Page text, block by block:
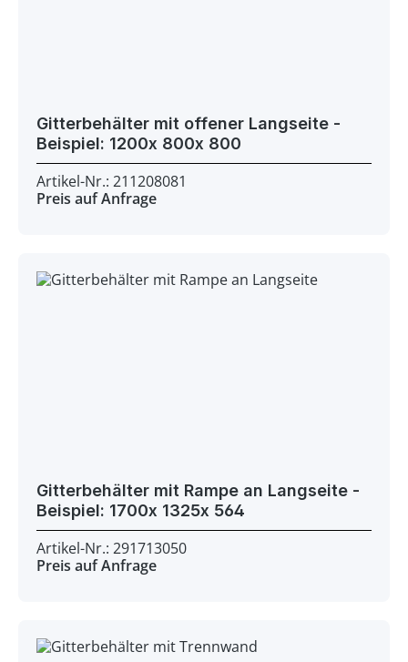
Gitterbehälter mit offener Langseite -
Beispiel: 1200x 800x 800
Artikel-Nr.: 211208081
Preis auf Anfrage
Gitterbehälter mit Rampe an Langseite -
Beispiel: 1700x 1325x 564
Artikel-Nr.: 291713050
Preis auf Anfrage